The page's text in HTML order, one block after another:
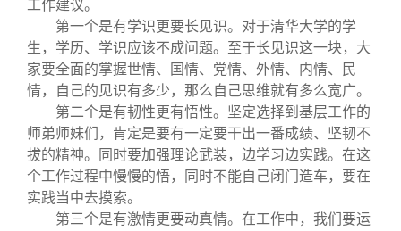
工作建议。
第一个是有学识更要长见识。对于清华大学的学
生，学历、学识应该不成问题。至于长见识这一块，大
家要全面的掌握世情、国情、党情、外情、内情、民
情，自己的见识有多少，那么自己思维就有多么宽广。
第二个是有韧性更有悟性。坚定选择到基层工作的
师弟师妹们，肯定是要有一定要干出一番成绩、坚韧不
拔的精神。同时要加强理论武装，边学习边实践。在这
个工作过程中慢慢的悟，同时不能自己闭门造车，要在
实践当中去摸索。
第三个是有激情更要动真情。在工作中，我们要运